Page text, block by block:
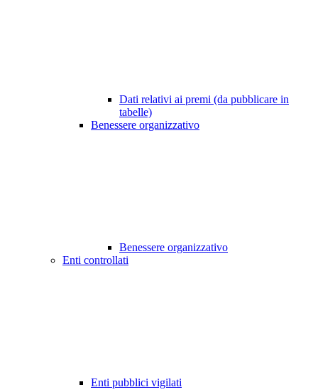
Dati relativi ai premi (da pubblicare in
tabelle)
Benessere organizzativo
Benessere organizzativo
Enti controllati
Enti pubblici vigilati